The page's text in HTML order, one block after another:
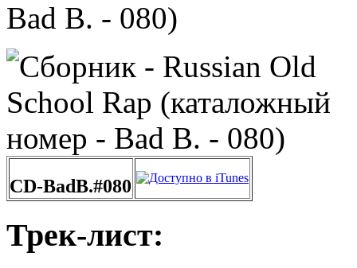
Bad B. - 080)
CD-BadB.#080
Трек-лист: